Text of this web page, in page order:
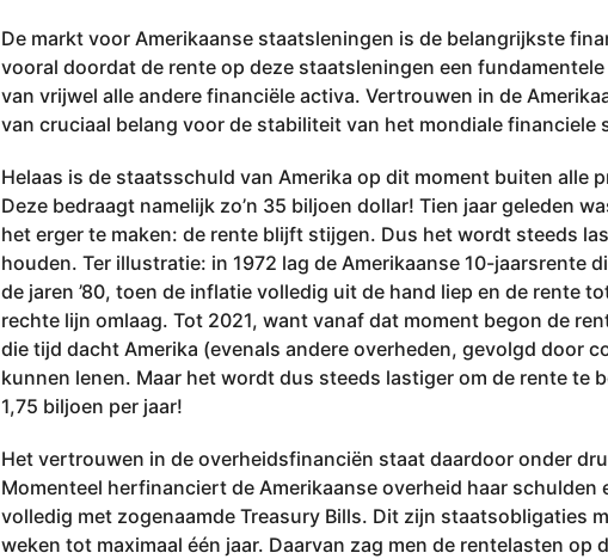
0
2
4
De markt voor Amerikaanse staatsleningen is de belangrijkste
vooral doordat de rente op deze staatsleningen een
van vrijwel alle andere financiële activa. Vertrouwen in de
van cruciaal belang voor de stabiliteit van het mondiale financiele
Helaas is de staatsschuld van Amerika op dit moment buiten alle
Deze bedraagt namelijk zo’n 35 biljoen dollar! Tien jaar geleden
het erger te maken: de rente blijft stijgen. Dus het wordt steeds
houden. Ter illustratie: in 1972 lag de Amerikaanse 10-jaarsrente
de jaren ’80, toen de inflatie volledig uit de hand liep en de rente
rechte lijn omlaag. Tot 2021, want vanaf dat moment begon de
die tijd dacht Amerika (evenals andere overheden, gevolgd door
kunnen lenen. Maar het wordt dus steeds lastiger om de rente te
1,75 biljoen per jaar!
Het vertrouwen in de overheidsfinanciën staat daardoor onder
Momenteel herfinanciert de Amerikaanse overheid haar
volledig met zogenaamde Treasury Bills. Dit zijn staatsobligaties
weken tot maximaal één jaar. Daarvan zag men de rentelasten op